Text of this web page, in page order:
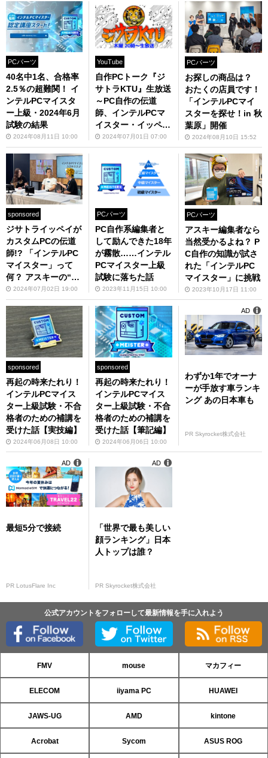
PCパーツ
40名中1名、合格率
2.5％の超難関！ イ
ンテルPCマイスタ
ー上級・2024年6月
試験の結果
2024年08月11日 10:00
YouTube
自作PCトーク『ジ
サトラKTU』生放送
～PC自作の伝道
師、インテルPCマ
イスター・イッペイ
の【上級】合格体験
記～
2024年07月01日 07:00
PCパーツ
お探しの商品は？
おたくの店員です！
「インテルPCマイ
スターを探せ！in 秋
葉原」開催
2024年08月10日 15:52
sponsored
ジサトライッペイが
カスタムPCの伝道
師!? 「インテルPC
マイスター」って
何？ アスキーの“上
級”保持者が語る
2024年07月02日 19:00
PCパーツ
PC自作系編集者と
して励んできた18年
が霧散……インテル
PCマイスター上級
試験に落ちた話
2023年11月15日 10:00
PCパーツ
アスキー編集者なら
当然受かるよね？ P
C自作の知識が試さ
れた「インテルPC
マイスター」に挑戦
2023年10月17日 11:00
sponsored
再起の時来たれり！
インテルPCマイス
ター上級試験・不合
格者のための補講を
受けた話【実技編】
2024年06月08日 10:00
sponsored
再起の時来たれり！
インテルPCマイス
ター上級試験・不合
格者のための補講を
受けた話【筆記編】
2024年06月06日 10:00
わずか1年でオーナ
ーが手放す車ランキ
ング あの日本車も
PR Skyrocket株式会社
AD
最短5分で接続
PR LotusFlare Inc
AD
「世界で最も美しい
顔ランキング」日本
人トップは誰？
PR Skyrocket株式会社
AD
公式アカウントをフォローして最新情報を手に入れよう
FMV mouse マカフィー
ELECOM iiyama PC HUAWEI
JAWS-UG AMD kintone
Acrobat Sycom ASUS ROG